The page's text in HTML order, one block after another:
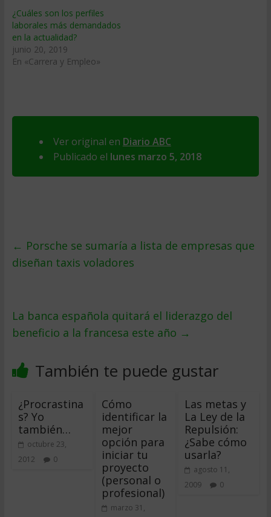
¿Cuáles son los perfiles
laborales más demandados
en la actualidad?
junio 20, 2019
En «Carrera y Empleo»
Ver original en Diario ABC
Publicado el lunes marzo 5, 2018
← Porsche se sumaría a lista de empresas que
diseñan taxis voladores
La banca española quitará el liderazgo del
beneficio a la francesa este año →
También te puede gustar
¿Procrastina
s? Yo
también…
octubre 23,
2012
0
Cómo
identificar la
mejor
opción para
iniciar tu
proyecto
(personal o
profesional)
marzo 31,
Las metas y
La Ley de la
Repulsión:
¿Sabe cómo
usarla?
agosto 11,
2009
0